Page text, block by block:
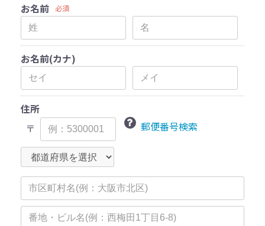
お名前
必須
お名前(カナ)
住所
〒
郵便番号検索